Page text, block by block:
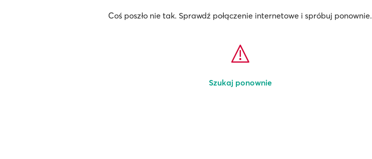
Coś poszło nie tak. Sprawdź połączenie internetowe i spróbuj ponownie.
Szukaj ponownie